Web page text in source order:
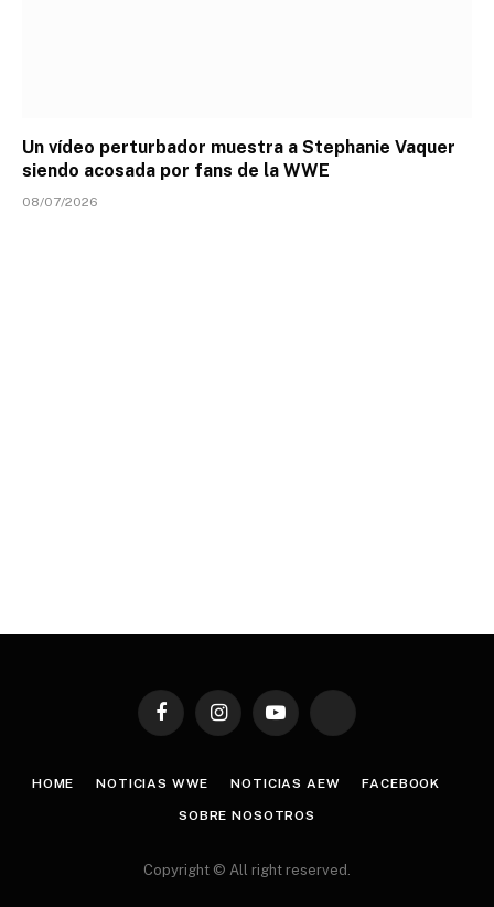
Un vídeo perturbador muestra a Stephanie Vaquer
siendo acosada por fans de la WWE
08/07/2026
FacebookInstagramYouTube TikTok
HOME NOTICIAS WWE NOTICIAS AEW FACEBOOK
SOBRE NOSOTROS
Copyright © All right reserved.